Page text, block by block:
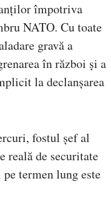
împotriva
NATO. Cu toate
gravă a
în război și a
la declanșarea
fostul șef al
reală de securitate
termen lung este